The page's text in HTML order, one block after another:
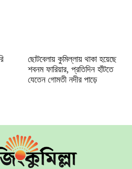
ছোটবেলায় কুমিল্লায় থাকা হয়েছে
শবনম ফারিয়ার, প্রতিদিন হাঁটতে
যেতেন গোমতী নদীর পাড়ে